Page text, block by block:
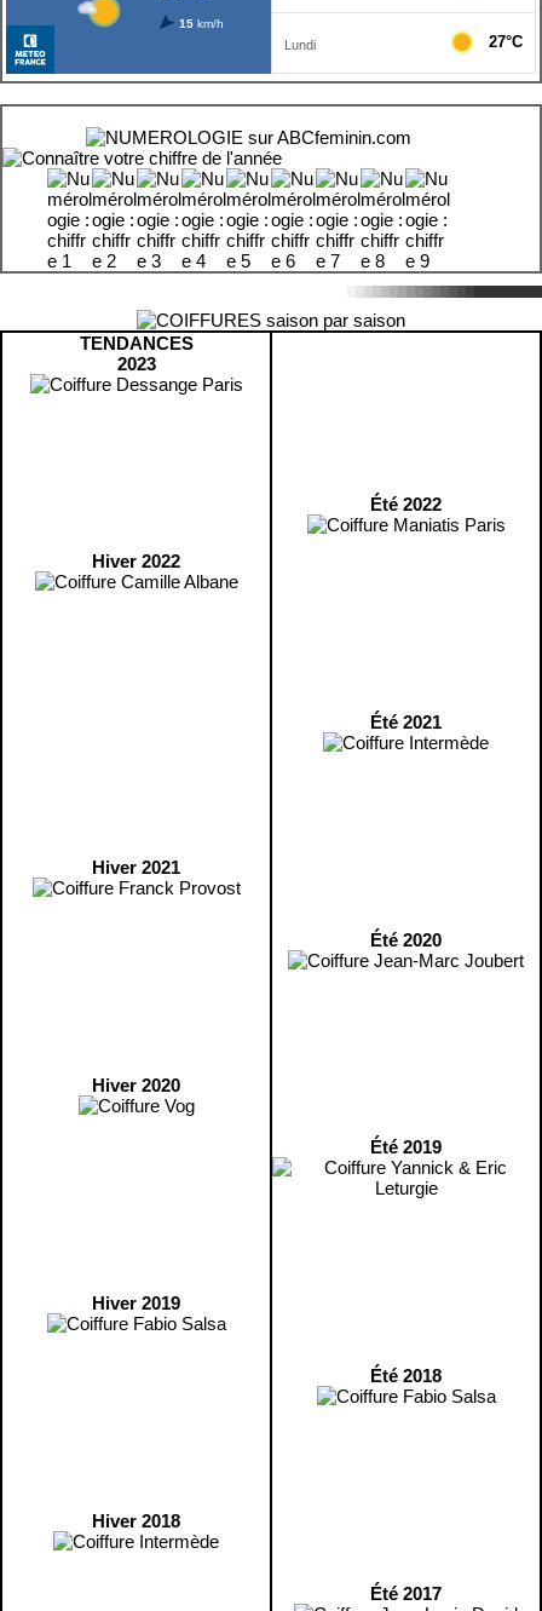
TENDANCES
2023
Hiver 2022
Hiver 2021
Hiver 2020
Hiver 2019
Hiver 2018
Été 2022
Été 2021
Été 2020
Été 2019
Été 2018
Été 2017